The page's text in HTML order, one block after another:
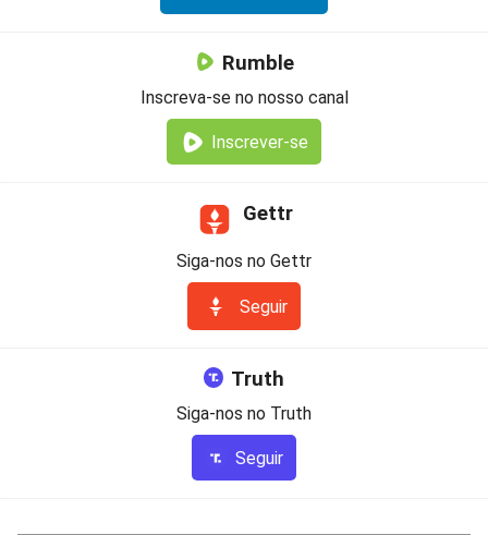
Rumble
Inscreva-se no nosso canal
Inscrever-se
Gettr
Siga-nos no Gettr
Seguir
Truth
Siga-nos no Truth
Seguir